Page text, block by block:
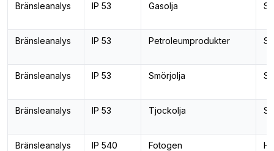
Bränsleanalys IP 53 Gasolja
Bränsleanalys IP 53 Petroleumprodukter
Bränsleanalys IP 53 Smörjolja
Bränsleanalys IP 53 Tjockolja
Bränsleanalys IP 540 Fotogen